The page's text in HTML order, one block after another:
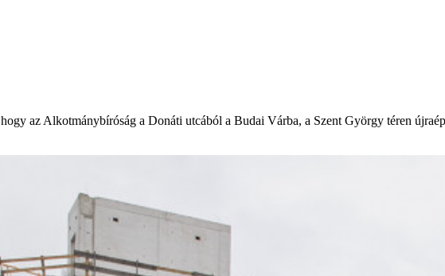
hogy az Alkotmánybíróság a Donáti utcából a Budai Várba, a Szent György téren